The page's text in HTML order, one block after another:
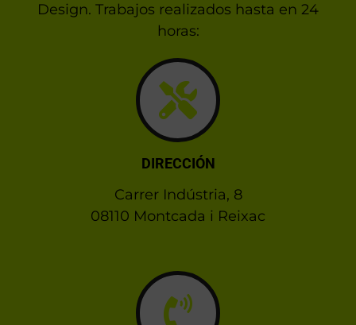
Design. Trabajos realizados hasta en 24
horas:
DIRECCIÓN
Carrer Indústria, 8
08110 Montcada i Reixac